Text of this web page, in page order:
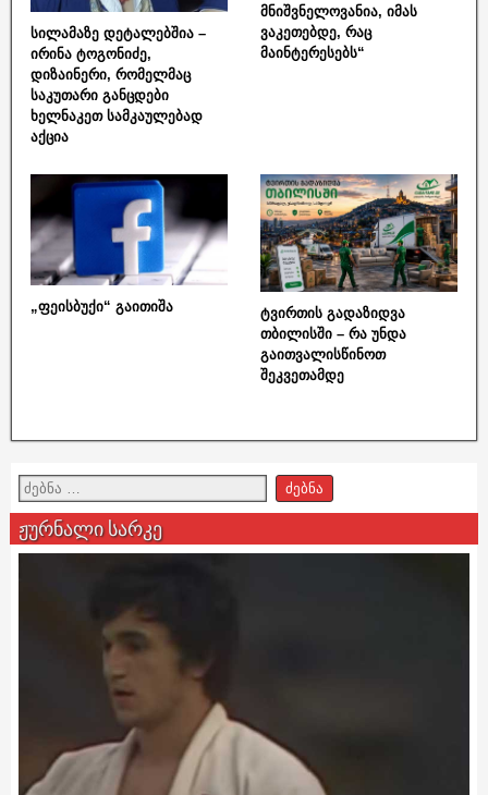
სილამაზე დეტალებშია –
ირინა ტოგონიძე,
დიზაინერი, რომელმაც
საკუთარი განცდები
ხელნაკეთ სამკაულებად
აქცია
მნიშვნელოვანია, იმას
ვაკეთებდე, რაც
მაინტერესებს“
„ფეისბუქი“ გაითიშა
ტვირთის გადაზიდვა
თბილისში – რა უნდა
გაითვალისწინოთ
შეკვეთამდე
ჟურნალი სარკე